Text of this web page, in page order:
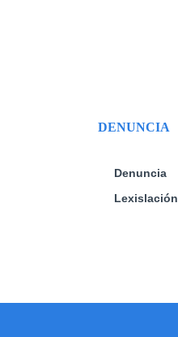
DENUNCIA
Denuncia
Lexislación